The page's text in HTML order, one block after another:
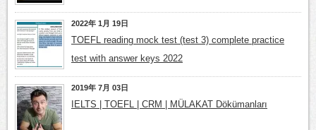
2022年 1月 19日
TOEFL reading mock test (test 3) complete practice
test with answer keys 2022
2019年 7月 03日
IELTS | TOEFL | CRM | MÜLAKAT Dökümanları